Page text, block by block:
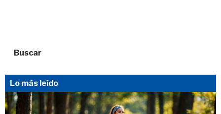
Buscar
Lo más leído